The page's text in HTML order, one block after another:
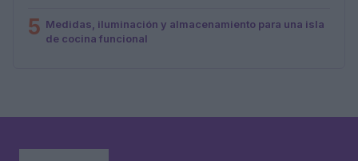
5 Medidas, iluminación y almacenamiento para una isla
de cocina funcional